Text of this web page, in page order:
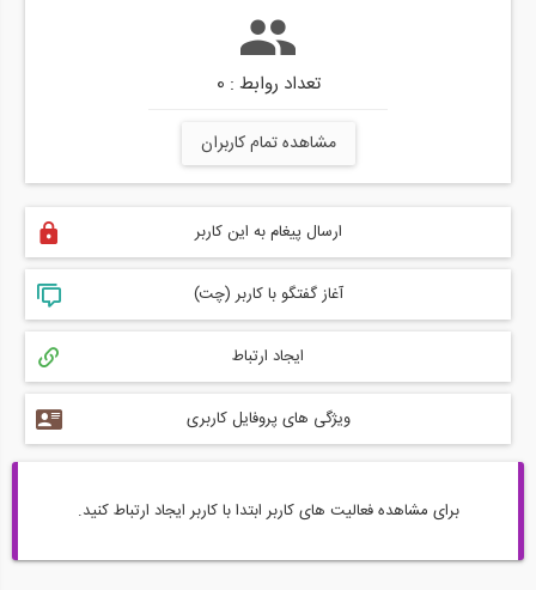
تعداد روابط : 0
مشاهده تمام کاربران
ارسال پیغام به این کاربر
آغاز گفتگو با کاربر (چت)
ایجاد ارتباط
ویژگی های پروفایل کاربری
برای مشاهده فعالیت های کاربر ابتدا با کاربر ایجاد ارتباط کنید.